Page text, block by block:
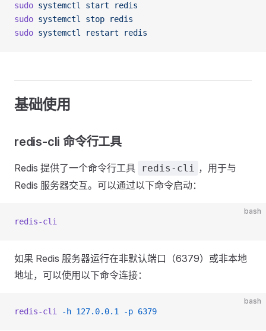
sudo systemctl start redis
sudo systemctl stop redis
sudo systemctl restart redis
基础使用
redis-cli 命令行工具
Redis 提供了一个命令行工具 redis-cli ，用于与
Redis 服务器交互。可以通过以下命令启动：
bash
redis-cli
如果 Redis 服务器运行在非默认端口（6379）或非本地
地址，可以使用以下命令连接：
bash
redis-cli -h 127.0.0.1 -p 6379